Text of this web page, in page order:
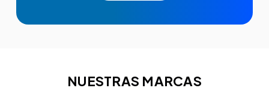
NUESTRAS MARCAS